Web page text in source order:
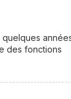
des fonctions